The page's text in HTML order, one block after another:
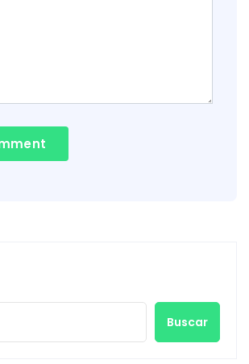
Buscar